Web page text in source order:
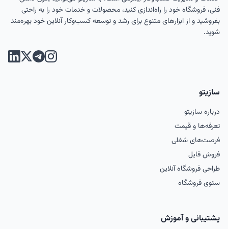
فنی، فروشگاه خود را راه‌اندازی کنید، محصولات و خدمات خود را به راحتی
بفروشید و از ابزارهای متنوع برای رشد و توسعه کسب‌وکار آنلاین خود بهره‌مند
شوید.
سازیتو
درباره سازیتو
تعرفه‌ها و قیمت
فرصت‌های شغلی
فروش فایل
طراحی فروشگاه آنلاین
سئوی فروشگاه
پشتیبانی و آموزش